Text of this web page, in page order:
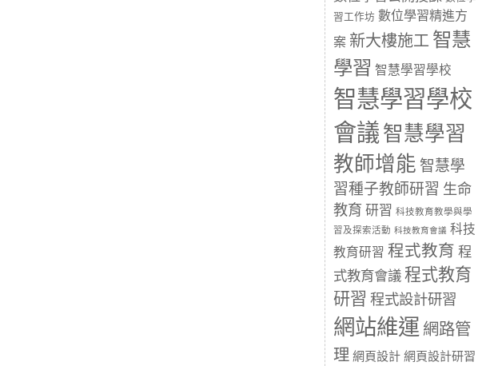
習工作坊 數位學習精進方
案 新大樓施工 智慧
學習 智慧學習學校
智慧學習學校
會議 智慧學習
教師增能 智慧學
習種子教師研習 生命
教育 研習 科技教育教學與學
習及探索活動 科技教育會議 科技
教育研習 程式教育 程
式教育會議 程式教育
研習 程式設計研習
網站維運 網路管
理 網頁設計 網頁設計研習